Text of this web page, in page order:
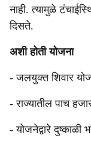
नाही. त्यामुळे
दिसते.
अशी होती योजना
- जलयुक्त शिवार
- राज्यातील पाच
- योजनेद्वारे दुष्काळी